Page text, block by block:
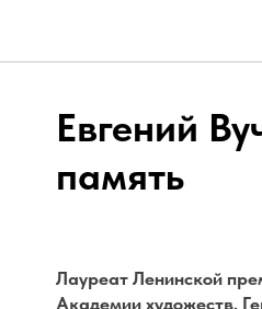
Евгений
память
Лауреат Ленинской
Академии художеств,